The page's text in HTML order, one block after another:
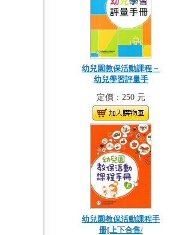
幼兒園教保活動課程－
幼兒學習評量手
定價：250 元
幼兒園教保活動課程手
冊[上下合售/